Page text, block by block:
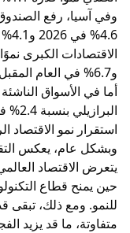
وفي آسيا، رفع
و6.7% في العام المقبل.
أما في الأسواق
استقرار نمو الاقتصاد الروسي عند
وبشكل عام، يعكس
يتعرض الاقتصاد
حين يمنح قطاع
للنمو. ومع ذلك، تبقى
متفاوتة، ما قد يزيد